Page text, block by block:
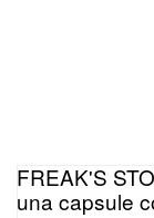
FREAK'S
una capsule